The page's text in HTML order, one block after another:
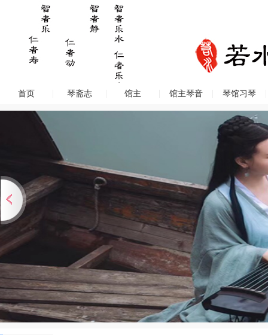
首页 琴斋志 馆主 馆主琴音 琴馆习琴